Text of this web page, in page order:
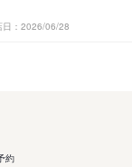
日：2026/06/28
約